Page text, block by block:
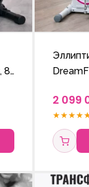
8
кг, 8
2 099
★★★★